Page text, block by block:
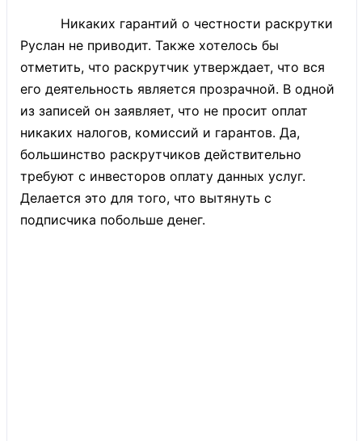
Никаких гарантий о честности раскрутки
Руслан не приводит. Также хотелось бы
отметить, что раскрутчик утверждает, что вся
его деятельность является прозрачной. В одной
из записей он заявляет, что не просит оплат
никаких налогов, комиссий и гарантов. Да,
большинство раскрутчиков действительно
требуют с инвесторов оплату данных услуг.
Делается это для того, что вытянуть с
подписчика побольше денег.